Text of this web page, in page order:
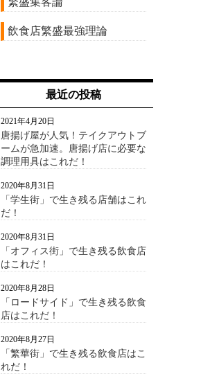
飲食店繁盛最強理論
最近の投稿
唐揚げ屋が人気！テイクアウトブ
ームが急加速。唐揚げ店に必要な
調理用具はこれだ！
2021年4月20日
「学生街」で生き残る店舗はこれ
だ！
2020年8月31日
「オフィス街」で生き残る飲食店
はこれだ！
2020年8月31日
「ロードサイド」で生き残る飲食
店はこれだ！
2020年8月28日
「繁華街」で生き残る飲食店はこ
れだ！
2020年8月27日